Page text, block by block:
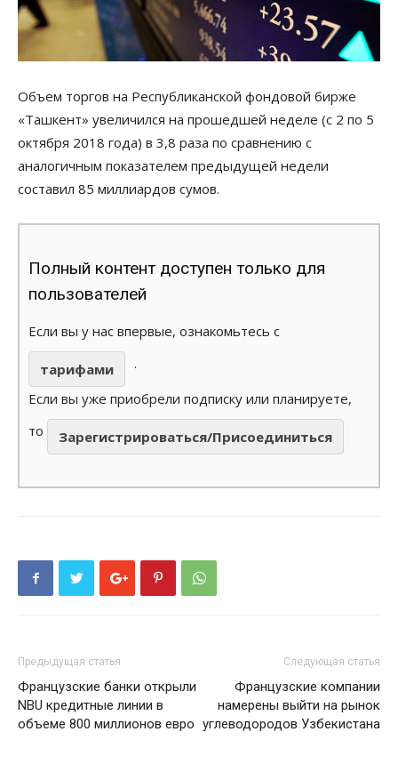
Объем торгов на Республиканской фондовой бирже
«Ташкент» увеличился на прошедшей неделе (с 2 по 5
октября 2018 года) в 3,8 раза по сравнению с
аналогичным показателем предыдущей недели
составил 85 миллиардов сумов.
Полный контент доступен только для
пользователей
Если вы у нас впервые, ознакомьтесь с
тарифами
.
Если вы уже приобрели подписку или планируете,
то
Зарегистрироваться/Присоединиться
Предыдущая статья
Французские банки открыли
NBU кредитные линии в
объеме 800 миллионов евро
Следующая статья
Французские компании
намерены выйти на рынок
углеводородов Узбекистана